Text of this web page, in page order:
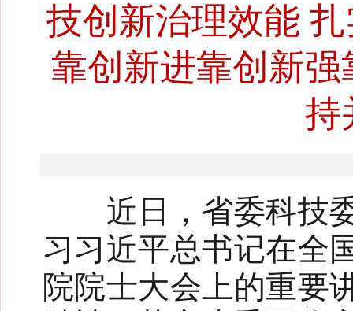
技创新治理效能
靠创新进靠创新
持
近日，省委科技委
习习近平总书记在全
院院士大会上的重要